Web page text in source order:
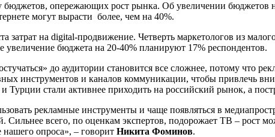
бюджетов, опережающих рост рынка. Об увеличении бюджетов
могут вырасти более, чем на 40%.
на digital-продвижение. Четверть маркетологов из
бюджета на 20-40% планируют 17% респондентов.
до аудитории становится все сложнее, потому что
инструментов и каналов коммуникации, чтобы привлечь
Турции стали активнее приходить на российский рынок, а
рекламные инструменты и чаще появляться в
Сильнее всего, по оценкам экспертов, подорожает ТВ – рост
опроса», – говорит Никита Фоминов.